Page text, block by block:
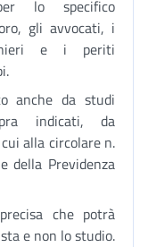
lo specifico
gli avvocati, i
e i periti
anche da studi
indicati, da
alla circolare n.
della Previdenza
che potrà
e non lo studio.